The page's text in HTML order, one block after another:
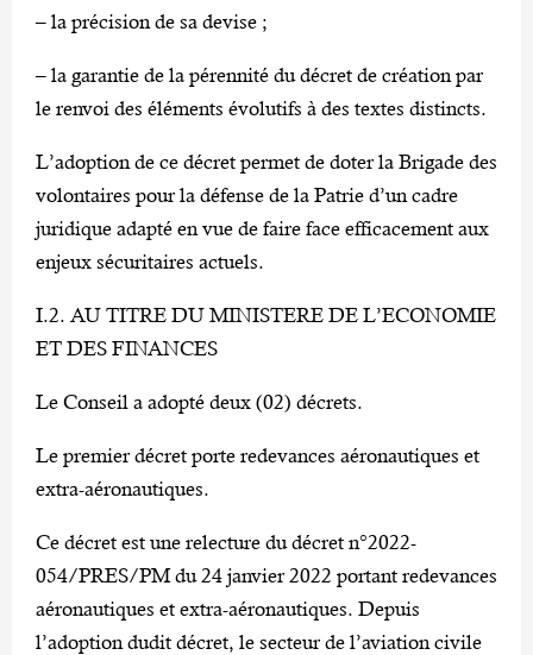
– la précision de sa devise ;
– la garantie de la pérennité du décret de création par
le renvoi des éléments évolutifs à des textes distincts.
L’adoption de ce décret permet de doter la Brigade des
volontaires pour la défense de la Patrie d’un cadre
juridique adapté en vue de faire face efficacement aux
enjeux sécuritaires actuels.
I.2. AU TITRE DU MINISTERE DE L’ECONOMIE
ET DES FINANCES
Le Conseil a adopté deux (02) décrets.
Le premier décret porte redevances aéronautiques et
extra-aéronautiques.
Ce décret est une relecture du décret n°2022-
054/PRES/PM du 24 janvier 2022 portant redevances
aéronautiques et extra-aéronautiques. Depuis
l’adoption dudit décret, le secteur de l’aviation civile